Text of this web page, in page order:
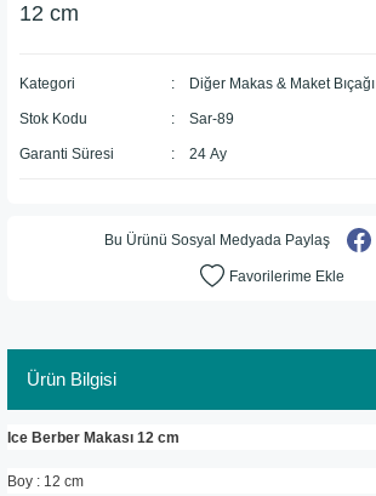
12 cm
Kategori Diğer Makas & Maket Bıçağı
Stok Kodu Sar-89
Garanti Süresi 24 Ay
Bu Ürünü Sosyal Medyada Paylaş
Ürün Bilgisi
Ice Berber Makası 12 cm
Boy : 12 cm